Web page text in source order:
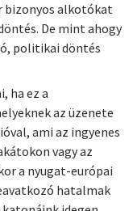
bizonyos alkotókat
De mint ahogy
politikai döntés
ha ez a
az üzenete
ami az ingyenes
vagy az
a nyugat-európai
hatalmak